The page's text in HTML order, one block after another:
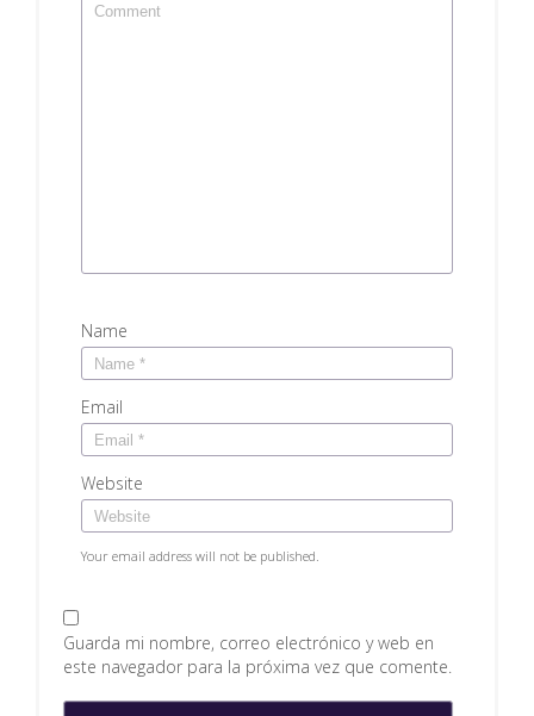
Name
Email
Website
Your email address will not be published.
Guarda mi nombre, correo electrónico y web en
este navegador para la próxima vez que comente.